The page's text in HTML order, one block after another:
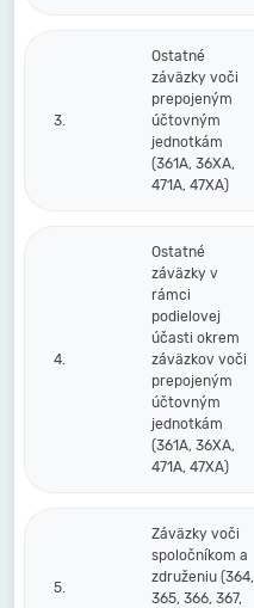
3.
Ostatné
záväzky voči
prepojeným
účtovným
jednotkám
(361A, 36XA,
471A, 47XA)
4.
Ostatné
záväzky v
rámci
podielovej
účasti okrem
záväzkov voči
prepojeným
účtovným
jednotkám
(361A, 36XA,
471A, 47XA)
5.
Záväzky voči
spoločníkom a
združeniu (364,
365, 366, 367,